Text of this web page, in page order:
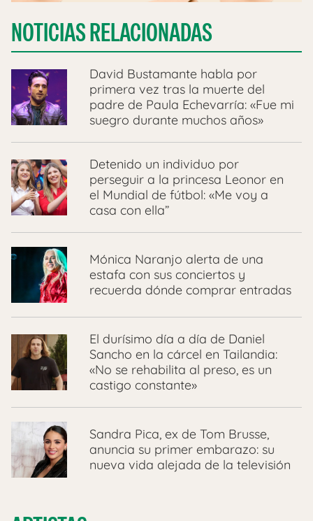
NOTICIAS RELACIONADAS
David Bustamante habla por
primera vez tras la muerte del
padre de Paula Echevarría: «Fue mi
suegro durante muchos años»
Detenido un individuo por
perseguir a la princesa Leonor en
el Mundial de fútbol: «Me voy a
casa con ella”
Mónica Naranjo alerta de una
estafa con sus conciertos y
recuerda dónde comprar entradas
El durísimo día a día de Daniel
Sancho en la cárcel en Tailandia:
«No se rehabilita al preso, es un
castigo constante»
Sandra Pica, ex de Tom Brusse,
anuncia su primer embarazo: su
nueva vida alejada de la televisión